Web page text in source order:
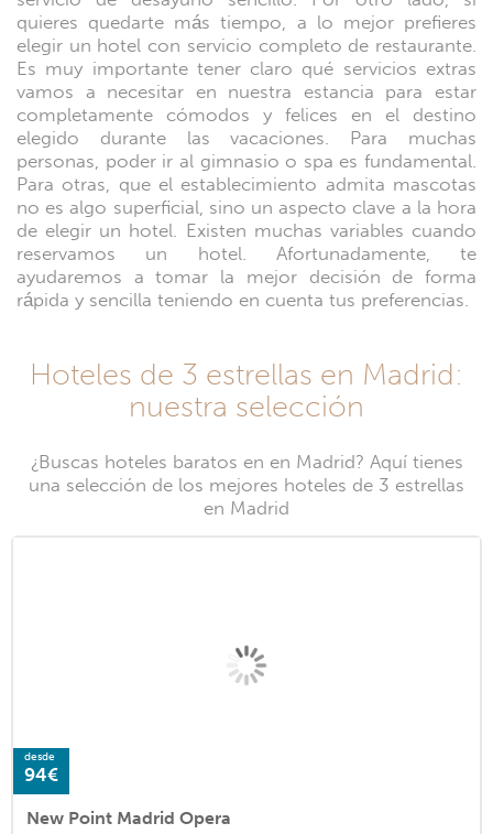
quieres quedarte más tiempo, a lo mejor prefieres
elegir un hotel con servicio completo de restaurante.
Es muy importante tener claro qué servicios extras
vamos a necesitar en nuestra estancia para estar
completamente cómodos y felices en el destino
elegido durante las vacaciones. Para muchas
personas, poder ir al gimnasio o spa es fundamental.
Para otras, que el establecimiento admita mascotas
no es algo superficial, sino un aspecto clave a la hora
de elegir un hotel. Existen muchas variables cuando
reservamos un hotel. Afortunadamente, te
ayudaremos a tomar la mejor decisión de forma
rápida y sencilla teniendo en cuenta tus preferencias.
Hoteles de 3 estrellas en Madrid:
nuestra selección
¿Buscas hoteles baratos en en Madrid? Aquí tienes
una selección de los mejores hoteles de 3 estrellas
en Madrid
desde
94€
New Point Madrid Opera